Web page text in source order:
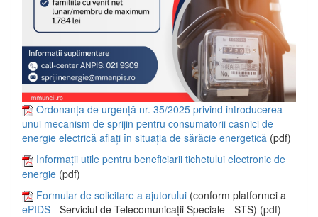
Ordonanța de urgență nr. 35/2025 privind introducerea
unui mecanism de sprijin pentru consumatorii casnici de
energie electrică aflați în situația de sărăcie energetică (pdf)
Informații utile pentru beneficiarii tichetului electronic de
energie (pdf)
Formular de solicitare a ajutorului (conform platformei a
ePIDS - Serviciul de Telecomunicații Speciale - STS) (pdf)